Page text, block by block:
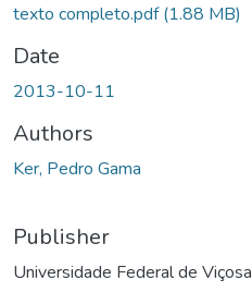
texto completo.pdf(1.88 MB)
Date
2013-10-11
Authors
Ker, Pedro Gama
Publisher
Universidade Federal de Viçosa